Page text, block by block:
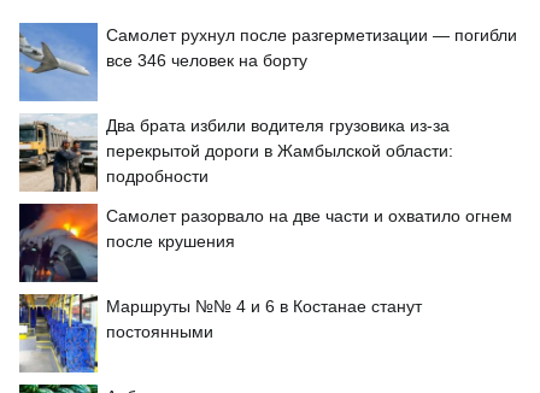
Самолет рухнул после разгерметизации — погибли
все 346 человек на борту
Два брата избили водителя грузовика из-за
перекрытой дороги в Жамбылской области:
подробности
Самолет разорвало на две части и охватило огнем
после крушения
Маршруты №№ 4 и 6 в Костанае станут
постоянными